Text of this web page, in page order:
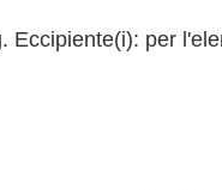
Eccipiente(i): per